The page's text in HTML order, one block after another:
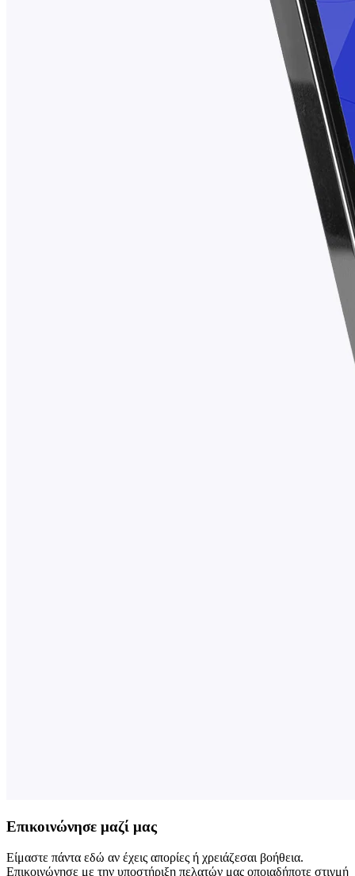
Επικοινώνησε μαζί μας
Είμαστε πάντα εδώ αν έχεις απορίες ή χρειάζεσαι βοήθεια.
Επικοινώνησε με την υποστήριξη πελατών μας οποιαδήποτε στιγμή